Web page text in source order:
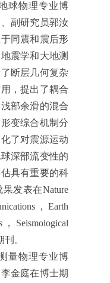
球物理专业博
副研究员郭汝
同震和震后形
震学和大地测
断层几何复杂
，提出了耦合
部余滑的混合
变综合机制分
了对震源运动
深部流变性的
具有重要的科
发表在Nature
，Earth
，Seismological
。
量物理专业博
金庭在博士期